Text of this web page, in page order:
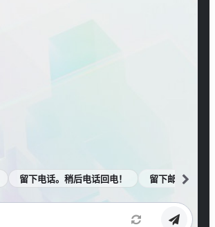
留下电话。稍后电话回电！ 留下邮箱。邮件